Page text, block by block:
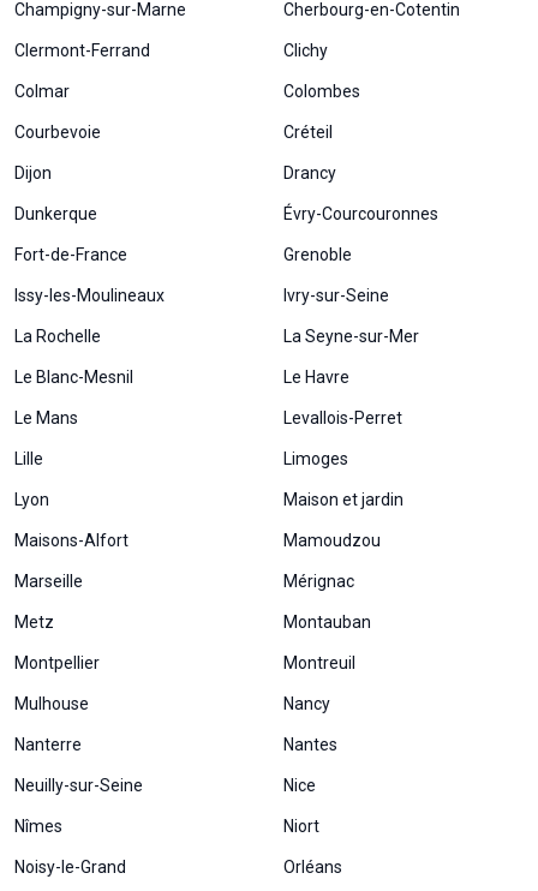
Champigny-sur-Marne Cherbourg-en-Cotentin
Clermont-Ferrand Clichy
Colmar Colombes
Courbevoie Créteil
Dijon Drancy
Dunkerque Évry-Courcouronnes
Fort-de-France Grenoble
Issy-les-Moulineaux Ivry-sur-Seine
La Rochelle La Seyne-sur-Mer
Le Blanc-Mesnil Le Havre
Le Mans Levallois-Perret
Lille Limoges
Lyon Maison et jardin
Maisons-Alfort Mamoudzou
Marseille Mérignac
Metz Montauban
Montpellier Montreuil
Mulhouse Nancy
Nanterre Nantes
Neuilly-sur-Seine Nice
Nîmes Niort
Noisy-le-Grand Orléans
Nécessaire